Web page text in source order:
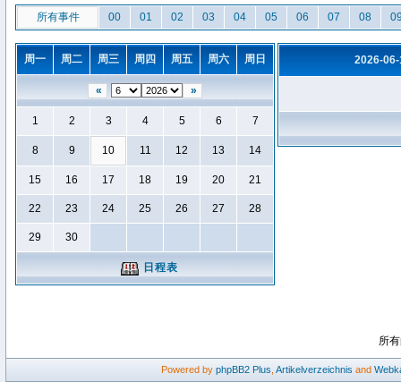
所有事件
00 01 02 03 04 05 06 07 08
周一 周二 周三 周四 周五 周六 周日
« »
1 2 3 4 5 6 7
8 9 10 11 12 13 14
15 16 17 18 19 20 21
22 23 24 25 26 27 28
29 30
日程表
2026-
所
Powered by phpBB2 Plus Artikelverzeichnis and